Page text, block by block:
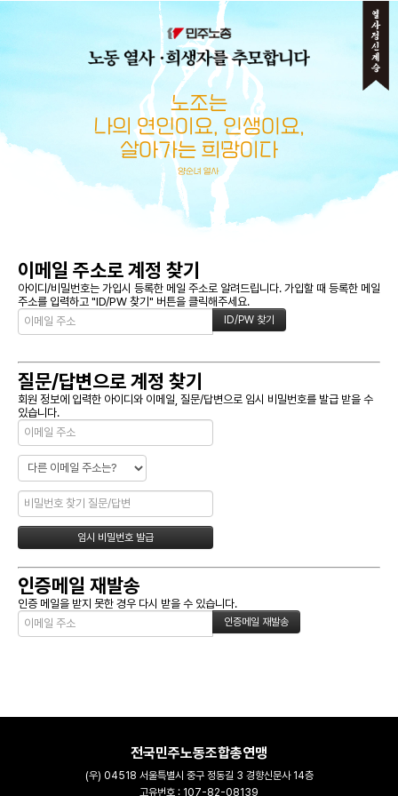
메뉴 건너뛰기
이메일 주소로 계정 찾기
아이디/비밀번호는 가입시 등록한 메일 주소로 알려드립니다. 가입할 때 등록한 메일
주소를 입력하고 "ID/PW 찾기" 버튼을 클릭해주세요.
질문/답변으로 계정 찾기
회원 정보에 입력한 아이디와 이메일, 질문/답변으로 임시 비밀번호를 발급 받을 수
있습니다.
인증메일 재발송
인증 메일을 받지 못한 경우 다시 받을 수 있습니다.
전국민주노동조합총연맹
(우) 04518 서울특별시 중구 정동길 3 경향신문사 14층
고유번호 : 107-82-08139